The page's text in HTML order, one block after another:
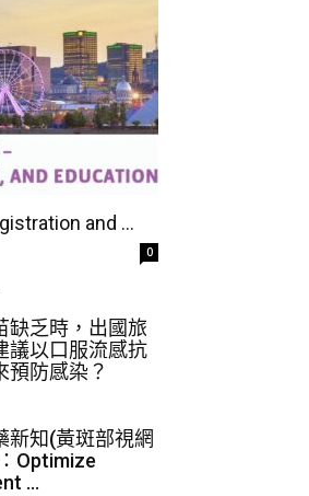
and ...
0
缺乏時，出國旅
議以口服流感抗
預防感染？
新知(黃斑部視網
Optimize
...